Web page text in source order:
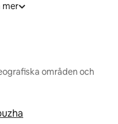
mer
områden och